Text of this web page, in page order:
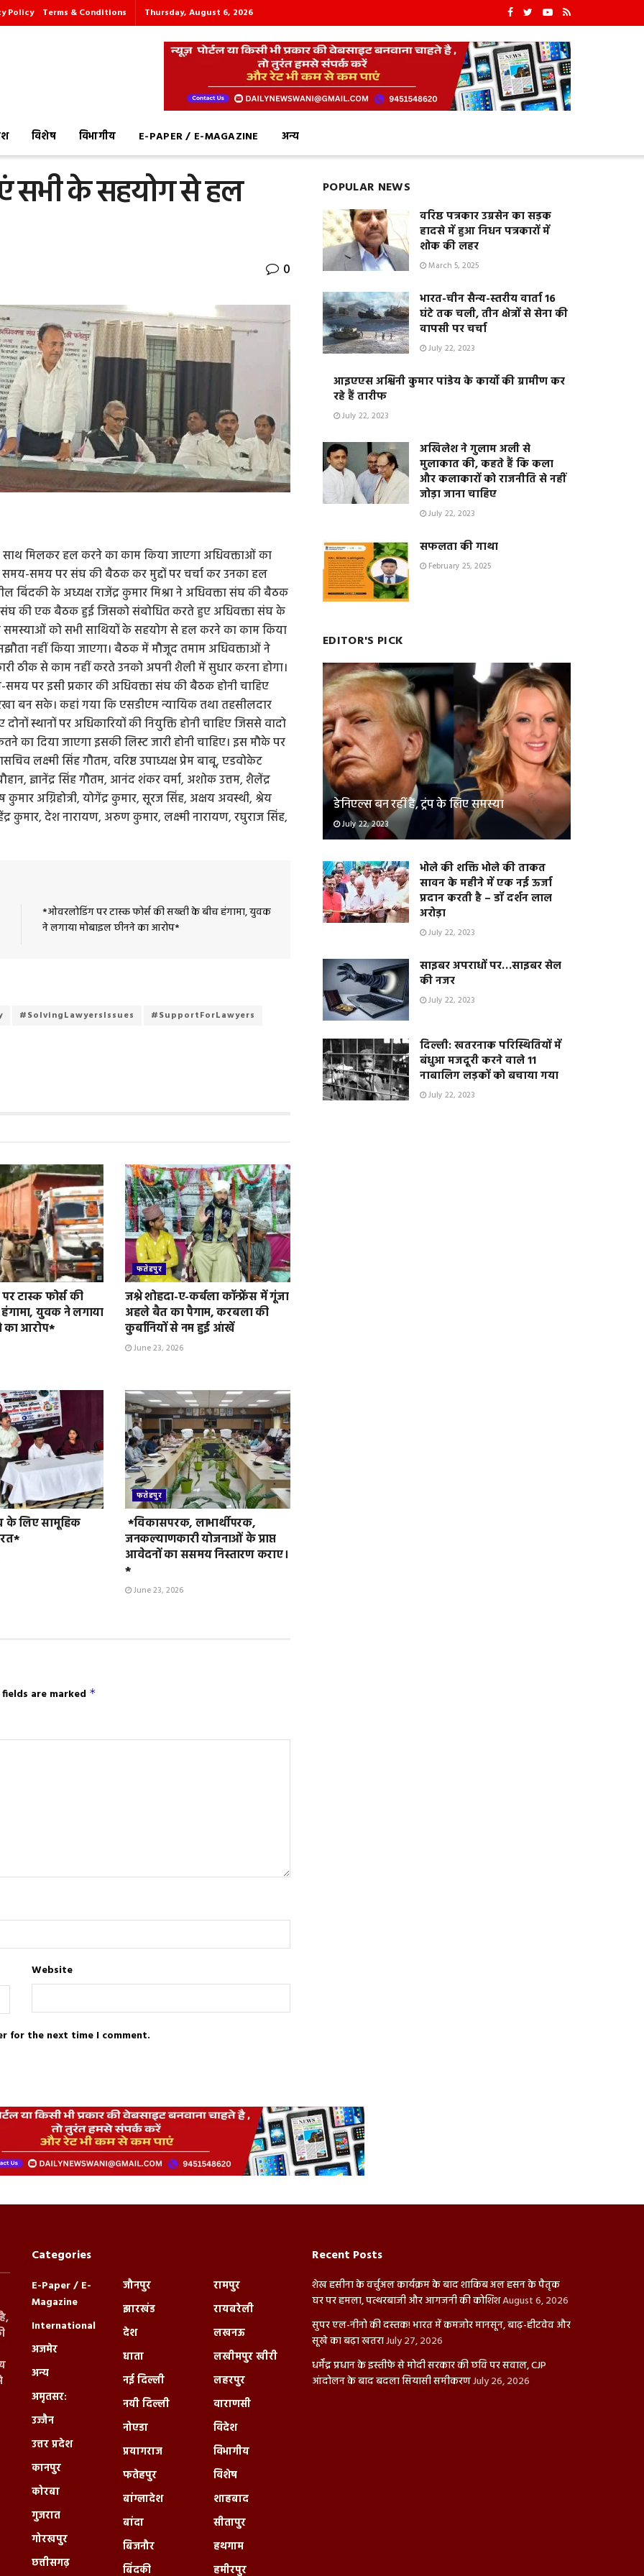
Policy Terms & Conditions Thursday, August 6, 2026
विशेष विभागीय E-PAPER / E-MAGAZINE अन्य
सभी के सहयोग से हल
0
मिलकर हल करने का काम किया जाएगा अधिवक्ताओं का
समय-समय पर संघ की बैठक कर मुद्दों पर चर्चा कर उनका हल
बिंदकी के अध्यक्ष राजेंद्र कुमार मिश्रा ने अधिवक्ता संघ की बैठक
संघ की एक बैठक हुई जिसको संबोधित करते हुए अधिवक्ता संघ के
समस्याओं को सभी साथियों के सहयोग से हल करने का काम किया
नहीं किया जाएगा। बैठक में मौजूद तमाम अधिवक्ताओं ने
ठीक से काम नहीं करते उनको अपनी शैली में सुधार करना होगा।
पर इसी प्रकार की अधिवक्ता संघ की बैठक होनी चाहिए
बन सके। कहां गया कि एसडीएम न्यायिक तथा तहसीलदार
स्थानों पर अधिकारियों की नियुक्ति होनी चाहिए जिससे वादो
का दिया जाएगा इसकी लिस्ट जारी होनी चाहिए। इस मौके पर
लक्ष्मी सिंह गौतम, वरिष्ठ उपाध्यक्ष प्रेम बाबू, एडवोकेट
ज्ञानेंद्र सिंह गौतम, आनंद शंकर वर्मा, अशोक उत्तम, शैलेंद्र
अग्निहोत्री, योगेंद्र कुमार, सूरज सिंह, अक्षय अवस्थी, श्रेय
कुमार, देश नारायण, अरुण कुमार, लक्ष्मी नारायण, रघुराज सिंह,
*ओवरलोडिंग पर टास्क फोर्स की सख्ती के बीच हंगामा, युवक
ने लगाया मोबाइल छीनने का आरोप*
#SolvingLawyersIssues
#SupportForLawyers
टास्क फोर्स की
युवक ने लगाया
का आरोप*
फतेहपुर
जश्ने शोहदा-ए-कर्बला कॉन्फ्रेंस में गूंजा
अहले बैत का पैगाम, करबला की
कुर्बानियों से नम हुई आंखें
June 23, 2026
के लिए सामूहिक
फतेहपुर
*विकासपरक, लाभार्थीपरक,
जनकल्याणकारी योजनाओं के प्राप्त
आवेदनों का ससमय निस्तारण कराए।
*
June 23, 2026
are marked *
Website
for the next time I comment.
POPULAR NEWS
वरिष्ठ पत्रकार उग्रसेन का सड़क
हादसे में हुआ निधन पत्रकारों में
शोक की लहर
March 5, 2025
भारत-चीन सैन्य-स्तरीय वार्ता 16
घंटे तक चली, तीन क्षेत्रों से सेना की
वापसी पर चर्चा
July 22, 2023
आइएएस अश्विनी कुमार पांडेय के कार्यो की ग्रामीण कर
रहे हैं तारीफ
July 22, 2023
अखिलेश ने गुलाम अली से
मुलाकात की, कहते हैं कि कला
और कलाकारों को राजनीति से नहीं
जोड़ा जाना चाहिए
July 22, 2023
सफलता की गाथा
February 25, 2025
EDITOR'S PICK
डेनिएल्स बन रहीं हैं, ट्रंप के लिए समस्या
July 22, 2023
भोले की शक्ति भोले की ताकत
सावन के महीने में एक नई ऊर्जा
प्रदान करती है – डॉ दर्शन लाल
अरोड़ा
July 22, 2023
साइबर अपराधों पर…साइबर सेल
की नजर
July 22, 2023
दिल्ली: खतरनाक परिस्थितियों में
बंधुआ मजदूरी करने वाले 11
नाबालिग लड़कों को बचाया गया
July 22, 2023
Categories
E-Paper / E-
Magazine
International
अजमेर
अन्य
अमृतसर:
उज्जैन
उत्तर प्रदेश
कानपुर
कोरबा
गुजरात
गोरखपुर
छत्तीसगढ़
जौनपुर
झारखंड
देश
धाता
नई दिल्ली
नयी दिल्ली
नोएडा
प्रयागराज
फतेहपुर
बांग्लादेश
बांदा
बिजनौर
बिंदकी
रामपुर
रायबरेली
लखनऊ
लखीमपुर खीरी
लहरपुर
वाराणसी
विदेश
विभागीय
विशेष
शाहबाद
सीतापुर
हथगाम
हमीरपुर
Recent Posts
शेख हसीना के वर्चुअल कार्यक्रम के बाद शाकिब अल हसन के पैतृक
घर पर हमला, पत्थरबाजी और आगजनी की कोशिशAugust 6, 2026
सुपर एल-नीनो की दस्तक! भारत में कमजोर मानसून, बाढ़-हीटवेव और
सूखे का बढ़ा खतराJuly 27, 2026
धर्मेंद्र प्रधान के इस्तीफे से मोदी सरकार की छवि पर सवाल, CJP
आंदोलन के बाद बदला सियासी समीकरणJuly 26, 2026